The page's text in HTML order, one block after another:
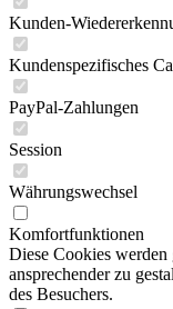
Kunden-
Kundenspezifisches
PayPal-Zahlungen
Session
Währungswechsel
Komfortfunktionen
Diese Cookies werden
ansprechender zu
des Besuchers.